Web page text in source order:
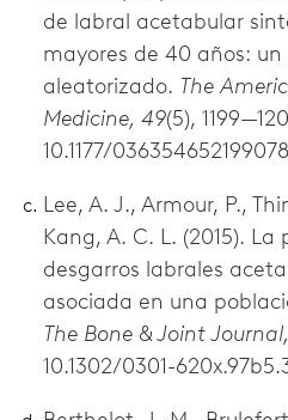
de labral acetabular
mayores de 40 años:
aleatorizado. The
Medicine, 49(5),
10.1177/
Lee, A. J., Armour, P.,
Kang, A. C. L. (2015).
desgarros labrales
asociada en una
The Bone & Joint
10.1302/0301-